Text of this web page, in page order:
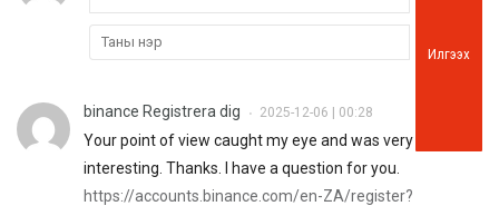
Илгээх
binance Registrera dig • 2025-12-06 | 00:28
Your point of view caught my eye and was very
interesting. Thanks. I have a question for you.
https://accounts.binance.com/en-ZA/register?